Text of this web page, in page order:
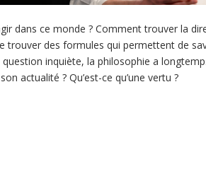
dans ce monde ? Comment trouver la
trouver des formules qui permettent de
question inquiète, la philosophie a
actualité ? Qu’est-ce qu’une vertu ?